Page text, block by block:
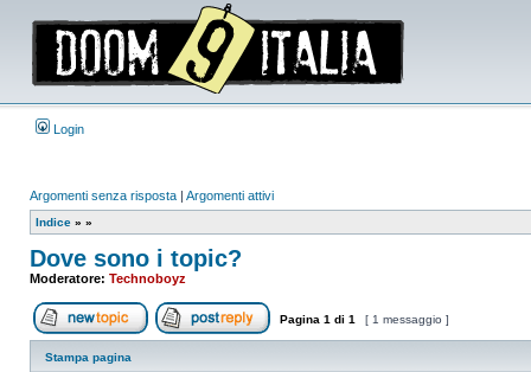
Login
Argomenti senza risposta | Argomenti attivi
Indice » »
Dove sono i topic?
Moderatore: Technoboyz
Apri un nuovo argomentoRispondi all’argomento
Pagina 1 di 1 [ 1 messaggio ]
Stampa pagina